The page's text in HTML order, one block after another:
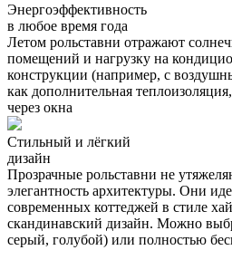
Энергоэффективность
в любое время года
Летом рольставни отражают
помещений и нагрузку на
конструкции (например, с
как дополнительная
через окна
Стильный и лёгкий
дизайн
Прозрачные рольставни не
элегантность архитектуры. Они
современных коттеджей в стиле
скандинавский дизайн. Можно
серый, голубой) или полностью